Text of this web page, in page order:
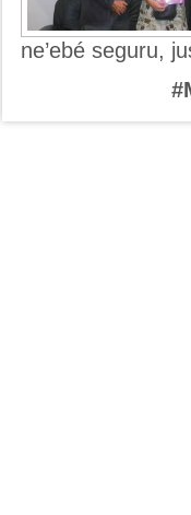
ne’ebé seguru,